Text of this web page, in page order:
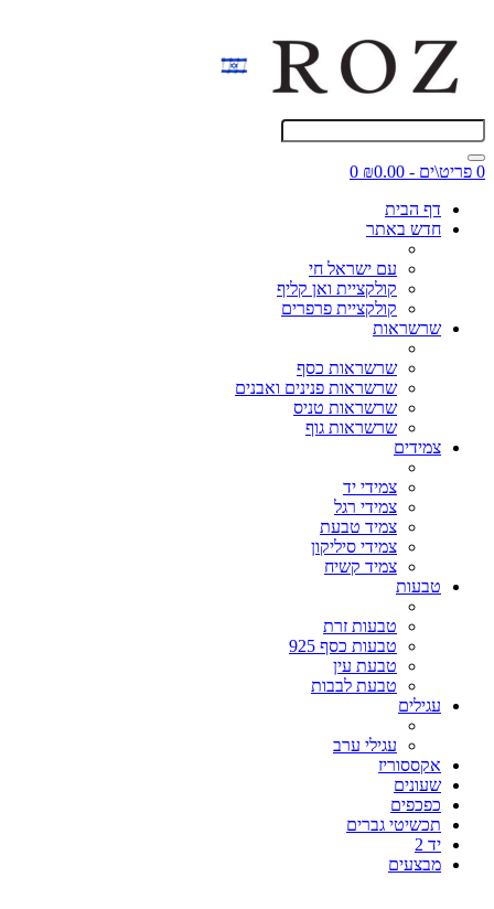
0 פריט\ים - ₪0.00
0
דף הבית
חדש באתר
עם ישראל חי
קולקציית ואן קליף
קולקציית פרפרים
שרשראות
שרשראות כסף
שרשראות פנינים ואבנים
שרשראות טניס
שרשראות גוף
צמידים
צמידי יד
צמידי רגל
צמיד טבעת
צמידי סיליקון
צמיד קשיח
טבעות
טבעות זרת
טבעות כסף 925
טבעת עין
טבעת לבבות
עגילים
עגילי ערב
אקססוריז
שעונים
כפכפים
תכשיטי גברים
יד 2
מבצעים